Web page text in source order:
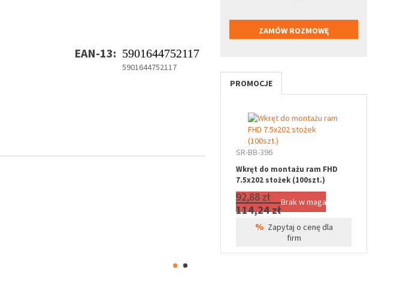
EAN-13: 5901644752117
5901644752117
PROMOCJE
SR-BB-396
Wkręt do montażu ram FHD
7.5x202 stożek (100szt.)
92,88 zł
114,24 zł
Brak w magazynie
% Zapytaj o cenę dla
firm